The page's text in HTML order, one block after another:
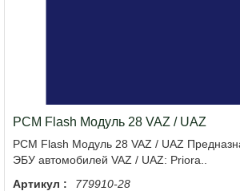
PCM Flash Модуль 28 VAZ / UAZ
PCM Flash Модуль 28 VAZ / UAZ
ЭБУ автомобилей VAZ / UAZ: Priora..
Артикул :
779910-28